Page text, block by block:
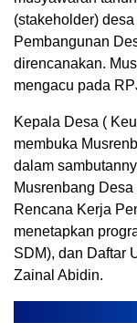
(stakeholder)
Pembangunan
direncanakan.
mengacu pada
Kepala Desa (
membuka
dalam
Musrenbang
Rencana Kerja
menetapkan
SDM), dan Daftar
Zainal Abidin.